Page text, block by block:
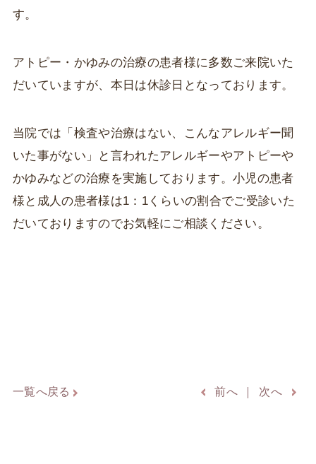
す。
アトピー・かゆみの治療の患者様に多数ご来院いた
だいていますが、本日は休診日となっております。
当院では「検査や治療はない、こんなアレルギー聞
いた事がない」と言われたアレルギーやアトピーや
かゆみなどの治療を実施しております。小児の患者
様と成人の患者様は1：1くらいの割合でご受診いた
だいておりますのでお気軽にご相談ください。
一覧へ戻る 前へ 次へ